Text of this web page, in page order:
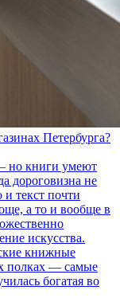
Петербурга?
но книги умеют
дороговизна не
текст почти
а то и вообще в
искусства.
книжные
полках — самые
богатая во